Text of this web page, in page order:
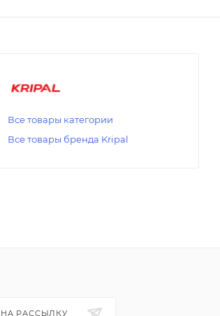
Все товары категории
Все товары бренда Kripal
РАССЫЛКУ